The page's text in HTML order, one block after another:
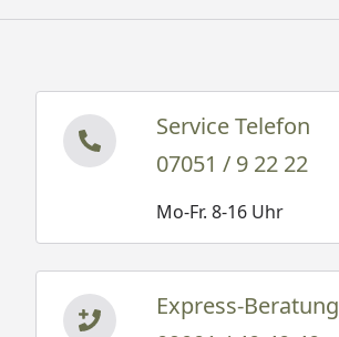
Service Telefon
07051 / 9 22 22
Mo-Fr. 8-16 Uhr
Express-Beratung